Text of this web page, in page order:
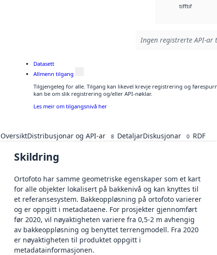
tifftif
Ingen registrerte API-
Datasett
Allmenn tilgang
Tilgjengeleg for alle. Tilgang kan likevel krevje registrering og
kan be om slik registrering og/eller API-nøklar.
Les meir om tilgangsnivå her
OversiktDistribusjonar og API-ar 8 DetaljarDiskusjonar 0 RDF
Skildring
Ortofoto har samme geometriske egenskaper som et kart
for alle objekter lokalisert på bakkenivå og kan knyttes til
et referansesystem. Bakkeoppløsning på ortofoto varierer
og er oppgitt i metadataene. For prosjekter gjennomført
før 2020, vil nøyaktigheten variere fra 0,5-2 m avhengig
av bakkeoppløsning og benyttet terrengmodell. Fra 2020
er nøyaktigheten til produktet oppgitt i
metadatainformasjonen.